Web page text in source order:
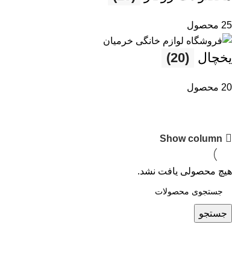
25 محصول
یخچال (20)
20 محصول
Show column
هیچ محصولی یافت نشد.
جستجو